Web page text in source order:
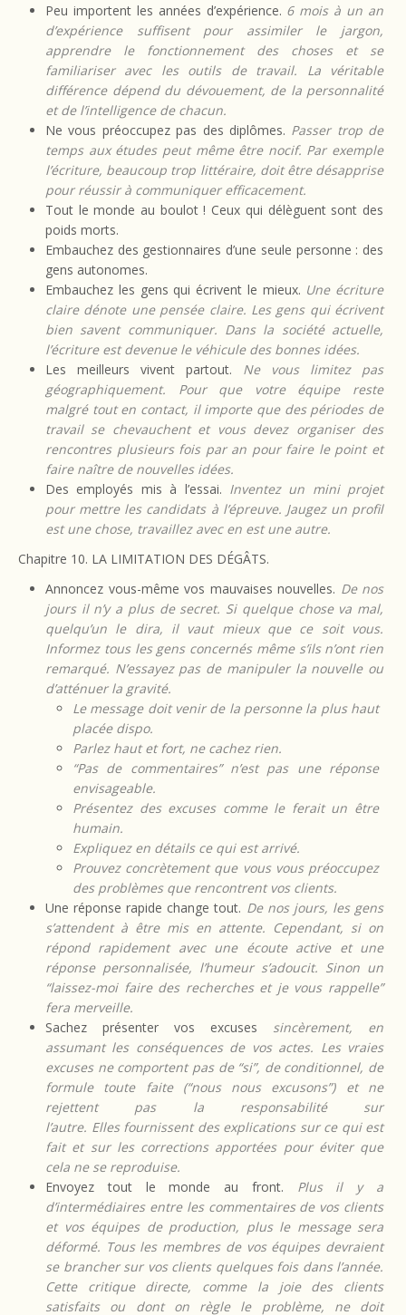
Peu importent les années d’expérience. 6 mois à un an
d’expérience suffisent pour assimiler le jargon,
apprendre le fonctionnement des choses et se
familiariser avec les outils de travail. La véritable
différence dépend du dévouement, de la personnalité
et de l’intelligence de chacun.
Ne vous préoccupez pas des diplômes. Passer trop de
temps aux études peut même être nocif. Par exemple
l’écriture, beaucoup trop littéraire, doit être désapprise
pour réussir à communiquer efficacement.
Tout le monde au boulot ! Ceux qui délèguent sont des
poids morts.
Embauchez des gestionnaires d’une seule personne : des
gens autonomes.
Embauchez les gens qui écrivent le mieux. Une écriture
claire dénote une pensée claire. Les gens qui écrivent
bien savent communiquer. Dans la société actuelle,
l’écriture est devenue le véhicule des bonnes idées.
Les meilleurs vivent partout. Ne vous limitez pas
géographiquement. Pour que votre équipe reste
malgré tout en contact, il importe que des périodes de
travail se chevauchent et vous devez organiser des
rencontres plusieurs fois par an pour faire le point et
faire naître de nouvelles idées.
Des employés mis à l’essai. Inventez un mini projet
pour mettre les candidats à l’épreuve. Jaugez un profil
est une chose, travaillez avec en est une autre.
Chapitre 10. LA LIMITATION DES DÉGÂTS.
Annoncez vous-même vos mauvaises nouvelles. De nos
jours il n’y a plus de secret. Si quelque chose va mal,
quelqu’un le dira, il vaut mieux que ce soit vous.
Informez tous les gens concernés même s’ils n’ont rien
remarqué. N’essayez pas de manipuler la nouvelle ou
d’atténuer la gravité.
Le message doit venir de la personne la plus haut
placée dispo.
Parlez haut et fort, ne cachez rien.
“Pas de commentaires” n’est pas une réponse
envisageable.
Présentez des excuses comme le ferait un être
humain.
Expliquez en détails ce qui est arrivé.
Prouvez concrètement que vous vous préoccupez
des problèmes que rencontrent vos clients.
Une réponse rapide change tout. De nos jours, les gens
s’attendent à être mis en attente. Cependant, si on
répond rapidement avec une écoute active et une
réponse personnalisée, l’humeur s’adoucit. Sinon un
“laissez-moi faire des recherches et je vous rappelle”
fera merveille.
Sachez présenter vos excuses sincèrement, en
assumant les conséquences de vos actes. Les vraies
excuses ne comportent pas de “si”, de conditionnel, de
formule toute faite (“nous nous excusons”) et ne
rejettent pas la responsabilité sur
l’autre. Elles fournissent des explications sur ce qui est
fait et sur les corrections apportées pour éviter que
cela ne se reproduise.
Envoyez tout le monde au front. Plus il y a
d’intermédiaires entre les commentaires de vos clients
et vos équipes de production, plus le message sera
déformé. Tous les membres de vos équipes devraient
se brancher sur vos clients quelques fois dans l’année.
Cette critique directe, comme la joie des clients
satisfaits ou dont on règle le problème, ne doit